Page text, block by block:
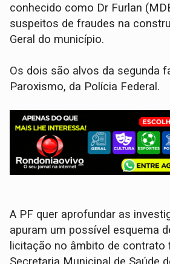
conhecido como Dr Furlan
suspeitos de fraudes na
Geral do município.
Os dois são alvos da segunda
Paroxismo, da Polícia Federal.
A PF quer aprofundar as
apuram um possível esquema
licitação no âmbito de contrato